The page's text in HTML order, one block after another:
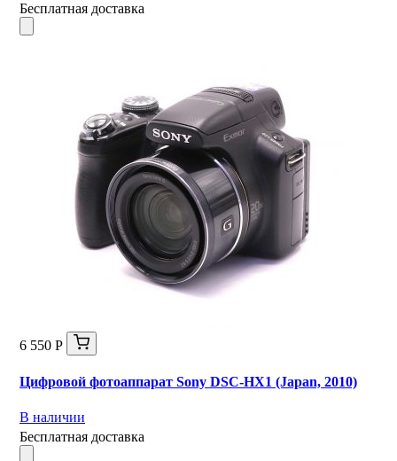
Бесплатная доставка
6 550 Р
Цифровой фотоаппарат Sony DSC-HX1 (Japan, 2010)
В наличии
Бесплатная доставка